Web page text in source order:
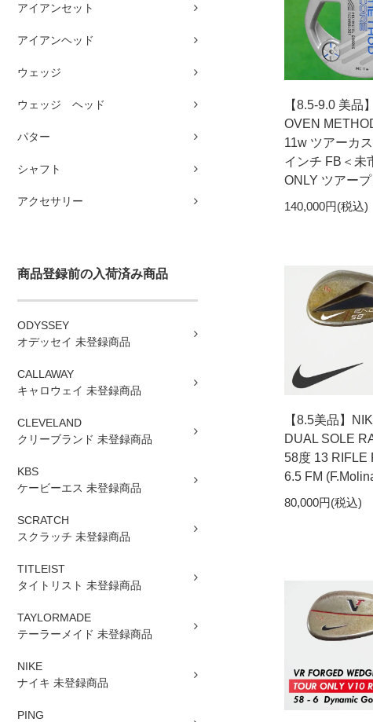
アイアンセット
アイアンヘッド
ウェッジ
ウェッジ ヘッド
パター
シャフト
アクセサリー
商品登録前の入荷済み商品
ODYSSEY
オデッセイ 未登録商品
CALLAWAY
キャロウェイ 未登録商品
CLEVELAND
クリーブランド 未登録商品
KBS
ケービーエス 未登録商品
SCRATCH
スクラッチ 未登録商品
TITLEIST
タイトリスト 未登録商品
TAYLORMADE
テーラーメイド 未登録商品
NIKE
ナイキ 未登録商品
PING
【8.5-9.0 美品
OVEN
11w ツアーカ
インチ FB＜未
ONLY ツアー
140,000円(税込)
【8.5美品】
DUAL SOLE
58度 13 RIFLE
6.5 FM
80,000円(税込)